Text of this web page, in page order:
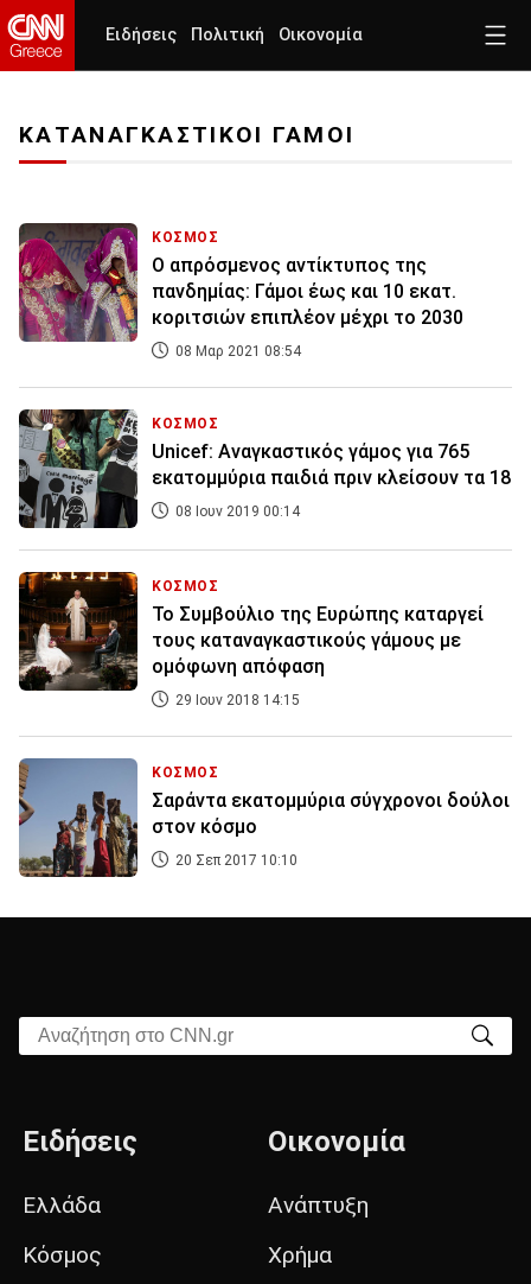
Ειδήσεις Πολιτική Οικονομία
ΚΑΤΑΝΑΓΚΑΣΤΙΚΟΙ ΓΑΜΟΙ
ΚΟΣΜΟΣ
Ο απρόσμενος αντίκτυπος της
πανδημίας: Γάμοι έως και 10 εκατ.
κοριτσιών επιπλέον μέχρι το 2030
08 Μαρ 2021 08:54
ΚΟΣΜΟΣ
Unicef: Αναγκαστικός γάμος για 765
εκατομμύρια παιδιά πριν κλείσουν τα 18
08 Ιουν 2019 00:14
ΚΟΣΜΟΣ
Το Συμβούλιο της Ευρώπης καταργεί
τους καταναγκαστικούς γάμους με
ομόφωνη απόφαση
29 Ιουν 2018 14:15
ΚΟΣΜΟΣ
Σαράντα εκατομμύρια σύγχρονοι δούλοι
στον κόσμο
20 Σεπ 2017 10:10
Αναζήτηση στο CNN.gr
Ειδήσεις
Ελλάδα
Κόσμος
Οικονομία
Ανάπτυξη
Χρήμα